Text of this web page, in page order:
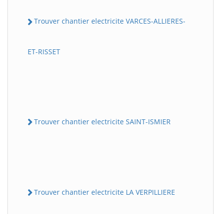
Trouver chantier electricite VARCES-ALLIERES-
ET-RISSET
Trouver chantier electricite SAINT-ISMIER
Trouver chantier electricite LA VERPILLIERE